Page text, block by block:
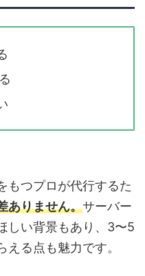
もつプロが代行するた
ありません。サーバー
しい背景もあり、3〜5
る点も魅力です。